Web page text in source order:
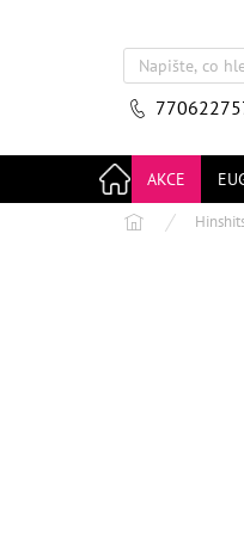
AKCE
Domů